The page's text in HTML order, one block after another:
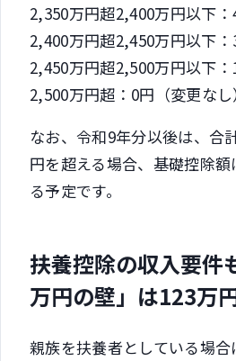
2,350万円超2,400万円以下：
2,400万円超2,450万円以下：
2,450万円超2,500万円以下：
2,500万円超：0円（変更なし
なお、令和9年分以後は、合
円を超える場合、基礎控除
る予定です。
扶養控除の収入要
万円の壁」は123万
親族を扶養者としている場